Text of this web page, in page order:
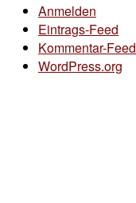
Anmelden
Eintrags-Feed
Kommentar-Feed
WordPress.org